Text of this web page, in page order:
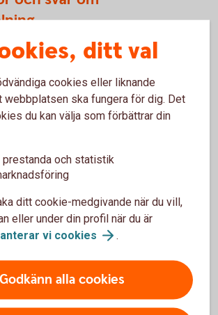
mitt konto om jag väljer
att jag har betalat med
jag mig med frågor om
cookies för Funktioner, prestanda
ditt val
cookies eller liknande
webbplatsen ska fungera för dig. Det
du kan välja som förbättrar din
prestanda och statistik
ditt cookie-medgivande när du vill,
eller under din profil när du är
vi cookies .
Godkänn alla cookies